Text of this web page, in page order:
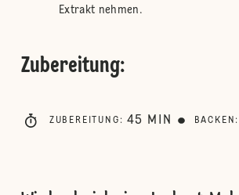
Extrakt nehmen.
Zubereitung:
ZUBEREITUNG : 45 MIN BACKEN :